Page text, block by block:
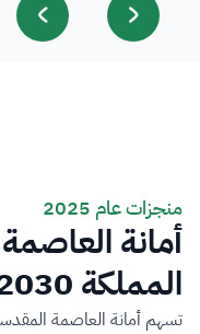
منجزات عام 2025
أمانة
المملكة 2030
تسهم أمانة العاصمة